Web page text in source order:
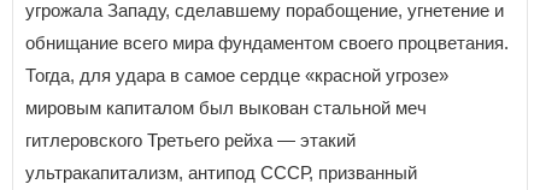
угрожала Западу, сделавшему порабощение, угнетение и
обнищание всего мира фундаментом своего процветания.
Тогда, для удара в самое сердце «красной угрозе»
мировым капиталом был выкован стальной меч
гитлеровского Третьего рейха — этакий
ультракапитализм, антипод СССР, призванный